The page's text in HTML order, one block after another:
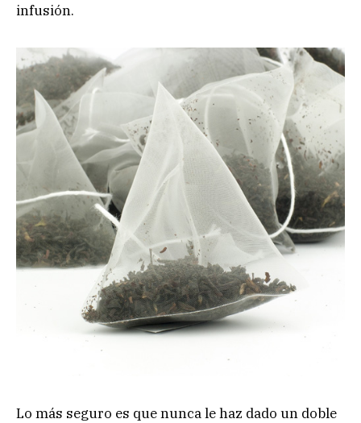
infusión.
Lo más seguro es que nunca le haz dado un doble